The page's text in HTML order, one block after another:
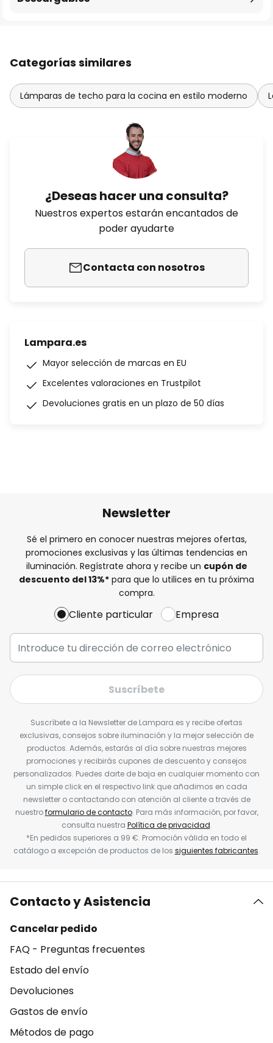
Categorías similares
Lámparas de techo para la cocina en estilo moderno
¿Deseas hacer una consulta?
Nuestros expertos estarán encantados de
poder ayudarte
Contacta con nosotros
Lampara.es
Mayor selección de marcas en EU
Excelentes valoraciones en Trustpilot
Devoluciones gratis en un plazo de 50 días
Newsletter
Sé el primero en conocer nuestras mejores ofertas,
promociones exclusivas y las últimas tendencias en
iluminación. Regístrate ahora y recibe un cupón de
descuento del13%* para que lo utilices en tu próxima
compra.
Cliente particular Empresa
Suscríbete
Suscríbete a la Newsletter de Lampara.es y recibe ofertas
exclusivas, consejos sobre iluminación y la mejor selección de
productos. Además, estarás al día sobre nuestras mejores
promociones y recibirás cupones de descuento y consejos
personalizados. Puedes darte de baja en cualquier momento con
un simple click en el respectivo link que añadimos en cada
newsletter o contactando con atención al cliente a través de
nuestroformulario de contacto. Para más información, por favor,
consulta nuestra Política de privacidad.
*En pedidos superiores a 99 €. Promoción válida en todo el
catálogo a excepción de productos de los siguientes fabricantes.
Contacto y Asistencia
Cancelar pedido
FAQ - Preguntas frecuentes
Estado del envío
Devoluciones
Gastos de envío
Métodos de pago